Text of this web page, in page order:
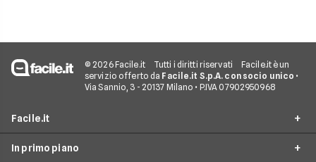
© 2026 Facile.it Tutti i diritti riservati
Facile.it è un
servizio offerto da Facile.it S.p.A. con socio unico •
Via Sannio, 3 - 20137 Milano • P.IVA 07902950968
Facile.it
Assicurazioni
In primo piano